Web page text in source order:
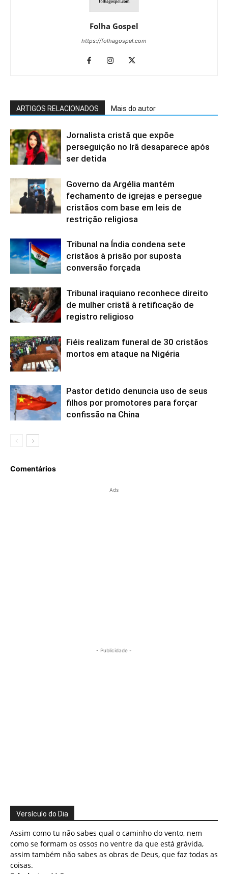
Folha Gospel
https://folhagospel.com
ARTIGOS RELACIONADOS Mais do autor
Jornalista cristã que expõe
perseguição no Irã desaparece após
ser detida
Governo da Argélia mantém
fechamento de igrejas e persegue
cristãos com base em leis de
restrição religiosa
Tribunal na Índia condena sete
cristãos à prisão por suposta
conversão forçada
Tribunal iraquiano reconhece direito
de mulher cristã à retificação de
registro religioso
Fiéis realizam funeral de 30 cristãos
mortos em ataque na Nigéria
Pastor detido denuncia uso de seus
filhos por promotores para forçar
confissão na China
Comentários
Ads
- Publicidade -
Versículo do Dia
Assim como tu não sabes qual o caminho do vento, nem
como se formam os ossos no ventre da que está grávida,
assim também não sabes as obras de Deus, que faz todas as
coisas.